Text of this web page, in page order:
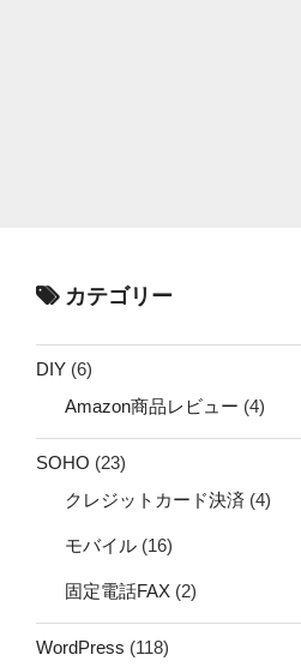
カテゴリー
DIY (6)
Amazon商品レビュー (4)
SOHO (23)
クレジットカード決済 (4)
モバイル (16)
固定電話FAX (2)
WordPress (118)